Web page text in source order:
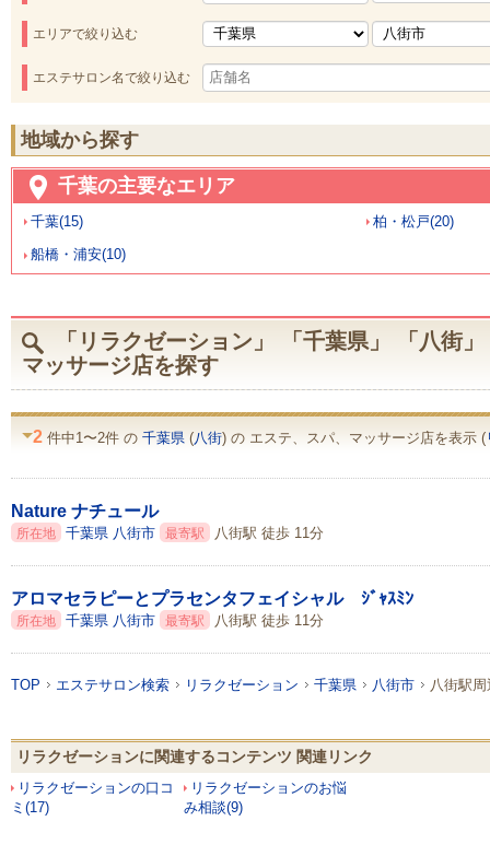
エリアで絞り込む
エステサロン名で絞り込む
地域から探す
千葉の主要なエリア
千葉(15) 柏・松戸(20)
船橋・浦安(10)
「リラクゼーション」 「千葉県」 「八街
マッサージ店を探す
2 件中1〜2件 の 千葉県 (八街) の エステ、スパ、マッサージ店を表示 (
Nature ナチュール
所在地 千葉県 八街市 最寄駅 八街駅 徒歩 11分
アロマセラピーとプラセンタフェイシャル ｼﾞｬｽﾐﾝ
所在地 千葉県 八街市 最寄駅 八街駅 徒歩 11分
TOP エステサロン検索 リラクゼーション 千葉県 八街市 八街駅周
リラクゼーションに関連するコンテンツ 関連リンク
リラクゼーションの口コ
ミ(17)
リラクゼーションのお悩
み相談(9)